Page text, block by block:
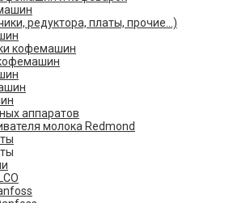
редуктора, платы, прочие...)
кофемашин
аппаратов
молока Redmond